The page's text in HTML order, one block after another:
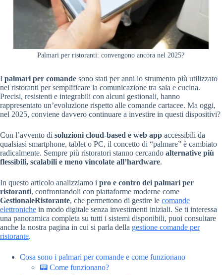
Palmari per ristoranti: convengono ancora nel 2025?
I palmari per comande sono stati per anni lo strumento più utilizzato
nei ristoranti per semplificare la comunicazione tra sala e cucina.
Precisi, resistenti e integrabili con alcuni gestionali, hanno
rappresentato un’evoluzione rispetto alle comande cartacee. Ma oggi,
nel 2025, conviene davvero continuare a investire in questi dispositivi?
Con l’avvento di soluzioni cloud-based e web app accessibili da
qualsiasi smartphone, tablet o PC, il concetto di “palmare” è cambiato
radicalmente. Sempre più ristoratori stanno cercando alternative più
flessibili, scalabili e meno vincolate all’hardware.
In questo articolo analizziamo i pro e contro dei palmari per
ristoranti, confrontandoli con piattaforme moderne come
GestionaleRistorante, che permettono di gestire le comande
elettroniche in modo digitale senza investimenti iniziali. Se ti interessa
una panoramica completa su tutti i sistemi disponibili, puoi consultare
anche la nostra pagina in cui si parla della gestione comande per
ristorante.
Cosa sono i palmari per comande e come funzionano
📟 Come funzionano?